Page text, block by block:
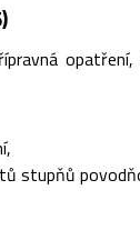
stupňů